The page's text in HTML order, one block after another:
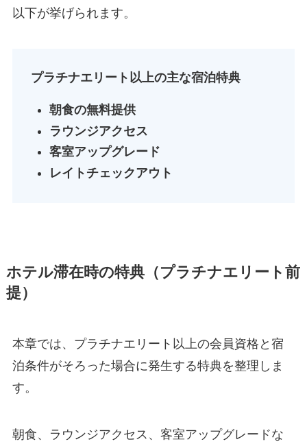
以下が挙げられます。
プラチナエリート以上の主な宿泊特典
朝食の無料提供
ラウンジアクセス
客室アップグレード
レイトチェックアウト
ホテル滞在時の特典（プラチナエリート前
提）
本章では、プラチナエリート以上の会員資格と宿
泊条件がそろった場合に発生する特典を整理しま
す。
朝食、ラウンジアクセス、客室アップグレードな